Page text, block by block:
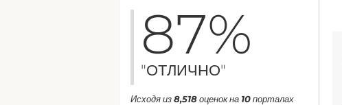
87%
"ОТЛИЧНО"
Исходя из8,518оценок на 10порталах